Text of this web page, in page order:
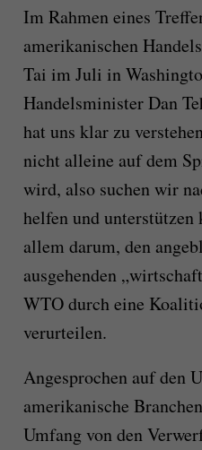
Im Rahmen eines
amerikanischen
Tai im Juli in
Handelsminister Dan
hat uns klar zu
nicht alleine auf dem
wird, also suchen wir
helfen und unterstützen
allem darum, den
ausgehenden
WTO durch eine
verurteilen.
Angesprochen auf den
amerikanische
Umfang von den